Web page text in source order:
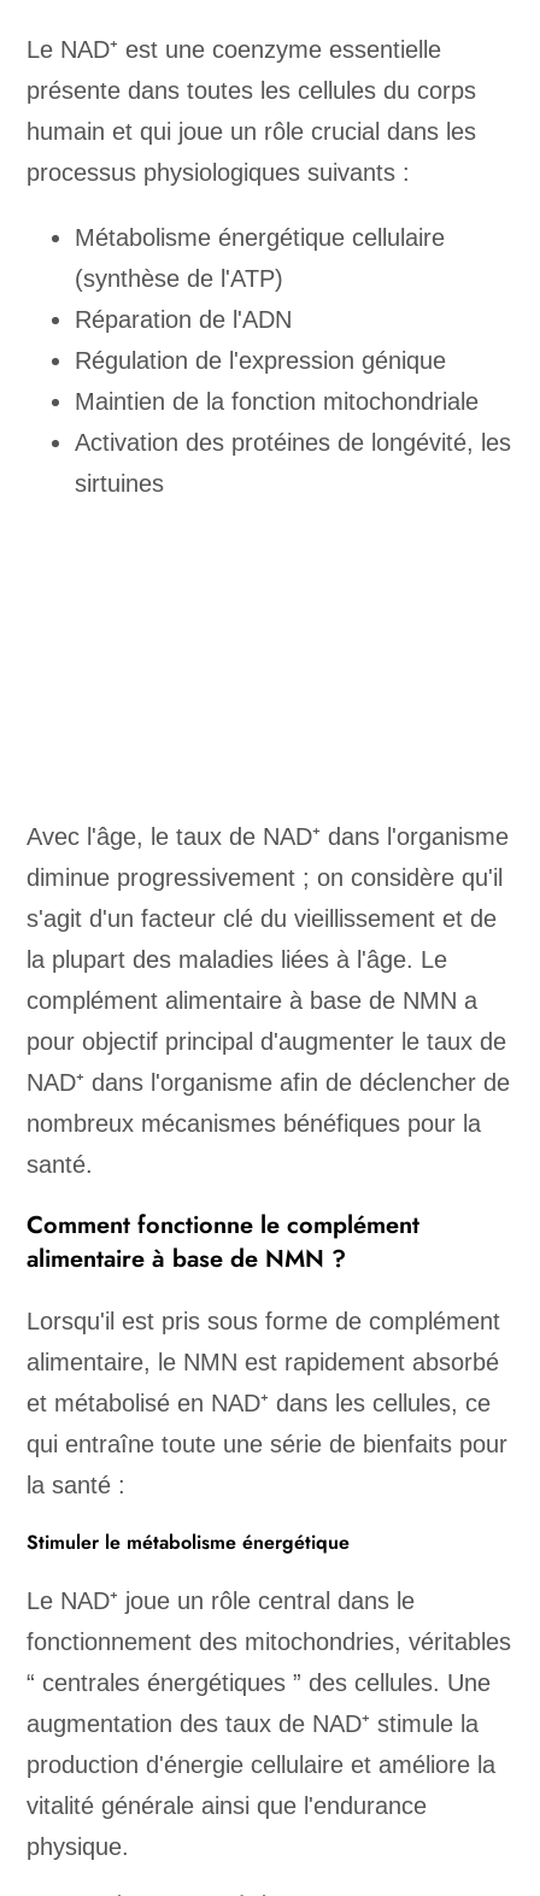
Le NAD⁺ est une coenzyme essentielle
présente dans toutes les cellules du corps
humain et qui joue un rôle crucial dans les
processus physiologiques suivants :
Métabolisme énergétique cellulaire
(synthèse de l'ATP)
Réparation de l'ADN
Régulation de l'expression génique
Maintien de la fonction mitochondriale
Activation des protéines de longévité, les
sirtuines
Avec l'âge, le taux de NAD⁺ dans l'organisme
diminue progressivement ; on considère qu'il
s'agit d'un facteur clé du vieillissement et de
la plupart des maladies liées à l'âge. Le
complément alimentaire à base de NMN a
pour objectif principal d'augmenter le taux de
NAD⁺ dans l'organisme afin de déclencher de
nombreux mécanismes bénéfiques pour la
santé.
Comment fonctionne le complément
alimentaire à base de NMN ?
Lorsqu'il est pris sous forme de complément
alimentaire, le NMN est rapidement absorbé
et métabolisé en NAD⁺ dans les cellules, ce
qui entraîne toute une série de bienfaits pour
la santé :
Stimuler le métabolisme énergétique
Le NAD⁺ joue un rôle central dans le
fonctionnement des mitochondries, véritables
“ centrales énergétiques ” des cellules. Une
augmentation des taux de NAD⁺ stimule la
production d'énergie cellulaire et améliore la
vitalité générale ainsi que l'endurance
physique.